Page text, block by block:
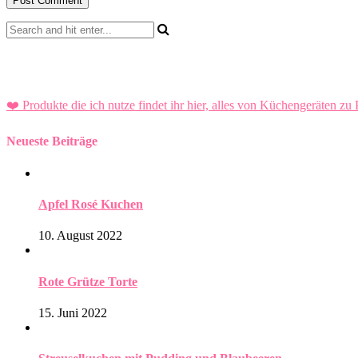
❤️ Produkte die ich nutze findet ihr hier, alles von Küchengeräten zu
Neueste Beiträge
Apfel Rosé Kuchen
10. August 2022
Rote Grütze Torte
15. Juni 2022